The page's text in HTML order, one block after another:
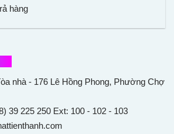
hàng
nhà - 176 Lê Hồng Phong, Phường Chợ
39 225 250 Ext: 100 - 102 - 103